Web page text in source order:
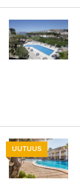
UUTUUS